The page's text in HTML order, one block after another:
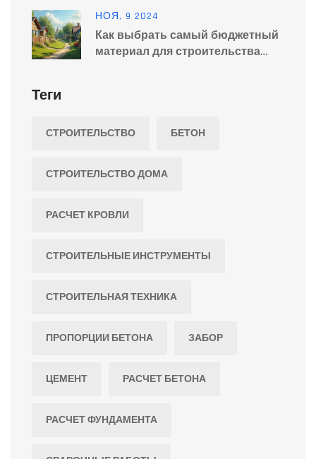
НОЯ, 9 2024
Как выбрать самый бюджетный
материал для строительства
Теги
СТРОИТЕЛЬСТВО БЕТОН
СТРОИТЕЛЬСТВО ДОМА
РАСЧЕТ КРОВЛИ
СТРОИТЕЛЬНЫЕ ИНСТРУМЕНТЫ
СТРОИТЕЛЬНАЯ ТЕХНИКА
ПРОПОРЦИИ БЕТОНА ЗАБОР
ЦЕМЕНТ РАСЧЕТ БЕТОНА
РАСЧЕТ ФУНДАМЕНТА